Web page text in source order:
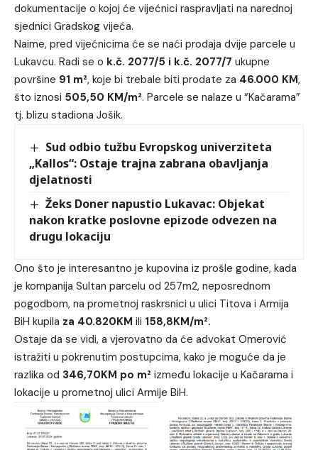
dokumentacije o kojoj će vijećnici raspravljati na narednoj
sjednici Gradskog vijeća.
Naime, pred vijećnicima će se naći prodaja dvije parcele u
Lukavcu. Radi se o k.č. 2077/5 i k.č. 2077/7 ukupne
površine 91 m², koje bi trebale biti prodate za 46.000 KM,
što iznosi 505,50 KM/m². Parcele se nalaze u “Kačarama”
tj. blizu stadiona Jošik.
Sud odbio tužbu Evropskog univerziteta
„Kallos“: Ostaje trajna zabrana obavljanja
djelatnosti
Žeks Doner napustio Lukavac: Objekat
nakon kratke poslovne epizode odvezen na
drugu lokaciju
Ono što je interesantno je kupovina iz prošle godine, kada
je kompanija Sultan parcelu od 257m2, neposrednom
pogodbom, na prometnoj raskrsnici u ulici Titova i Armija
BiH kupila za 40.820KM ili 158,8KM/m².
Ostaje da se vidi, a vjerovatno da će advokat Omerović
istražiti u pokrenutim postupcima, kako je moguće da je
razlika od 346,70KM po m² između lokacije u Kačarama i
lokacije u prometnoj ulici Armije BiH.